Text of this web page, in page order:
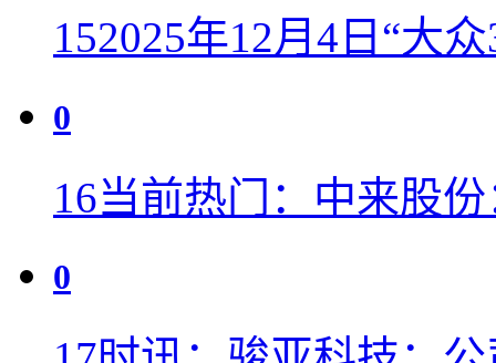
152025年12月4日“大
0
16当前热门：中来股
0